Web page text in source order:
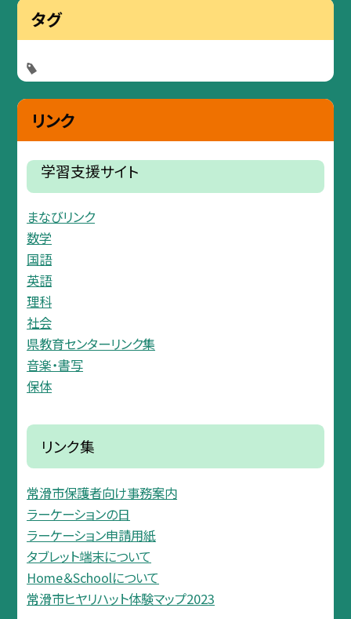
タグ
リンク
学習支援サイト
まなびリンク
数学
国語
英語
理科
社会
県教育センターリンク集
音楽・書写
保体
リンク集
常滑市保護者向け事務案内
ラーケーションの日
ラーケーション申請用紙
タブレット端末について
Home＆Schoolについて
常滑市ヒヤリハット体験マップ2023